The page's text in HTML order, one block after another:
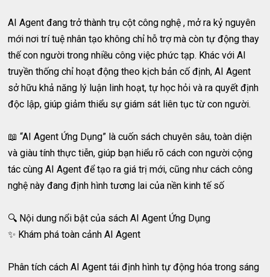
AI Agent đang trở thành trụ cột công nghệ , mở ra kỷ nguyên
mới nơi trí tuệ nhân tạo không chỉ hỗ trợ mà còn tự động thay
thế con người trong nhiều công việc phức tạp. Khác với AI
truyền thống chỉ hoạt động theo kịch bản cố định, AI Agent
sở hữu khả năng lý luận linh hoạt, tự học hỏi và ra quyết định
độc lập, giúp giảm thiểu sự giám sát liên tục từ con người.
📖 “AI Agent Ứng Dụng” là cuốn sách chuyên sâu, toàn diện
và giàu tính thực tiễn, giúp bạn hiểu rõ cách con người cộng
tác cùng AI Agent để tạo ra giá trị mới, cũng như cách công
nghệ này đang định hình tương lai của nền kinh tế số
🔍 Nội dung nổi bật của sách AI Agent Ứng Dụng
✨ Khám phá toàn cảnh AI Agent
Phân tích cách AI Agent tái định hình tự động hóa trong sáng